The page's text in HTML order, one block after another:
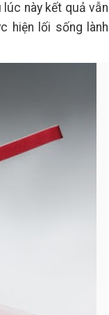
này kết quả vẫn
hiện lối sống lành